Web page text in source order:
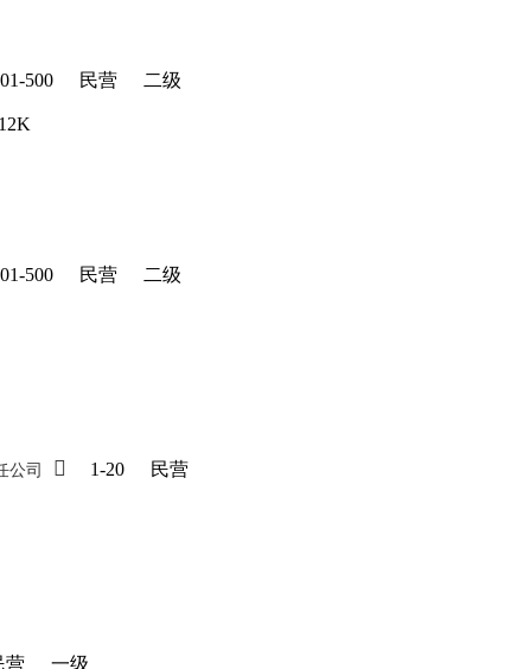
500 民营
二级
500 民营
二级
公司  1-20
民营
营 一级